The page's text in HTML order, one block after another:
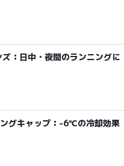
：日中・夜間のランニングに
ングキャップ：-6℃の冷却効果